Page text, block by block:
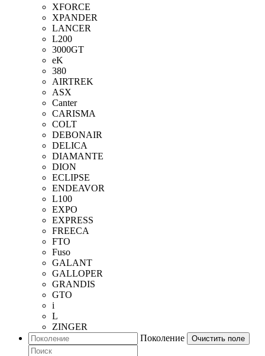
XFORCE
XPANDER
LANCER
L200
3000GT
eK
380
AIRTREK
ASX
Canter
CARISMA
COLT
DEBONAIR
DELICA
DIAMANTE
DION
ECLIPSE
ENDEAVOR
L100
EXPO
EXPRESS
FREECA
FTO
Fuso
GALANT
GALLOPER
GRANDIS
GTO
i
L
ZINGER
Поколение
Очистить поле